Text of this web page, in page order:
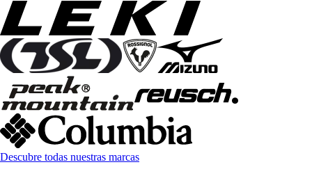
Descubre todas nuestras marcas